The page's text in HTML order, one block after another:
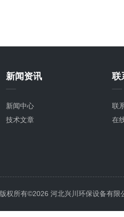
新闻资讯
新闻中心
技术文章
联
联
在
版权所有©2026 河北兴川环保设备有